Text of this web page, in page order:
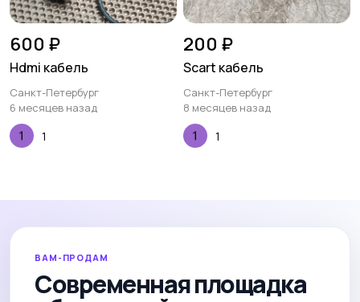
600 ₽
Hdmi кабель
Санкт-Петербург
6 месяцев назад
1
200 ₽
Scart кабель
Санкт-Петербург
8 месяцев назад
1
ВАМ-ПРОДАМ
Современная площадка